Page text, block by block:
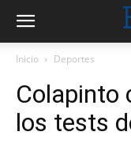
Inicio Deportes
Colapinto
los tests